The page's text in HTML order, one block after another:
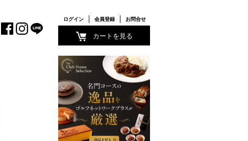
ログイン 会員登録 お問合せ
カートを見る